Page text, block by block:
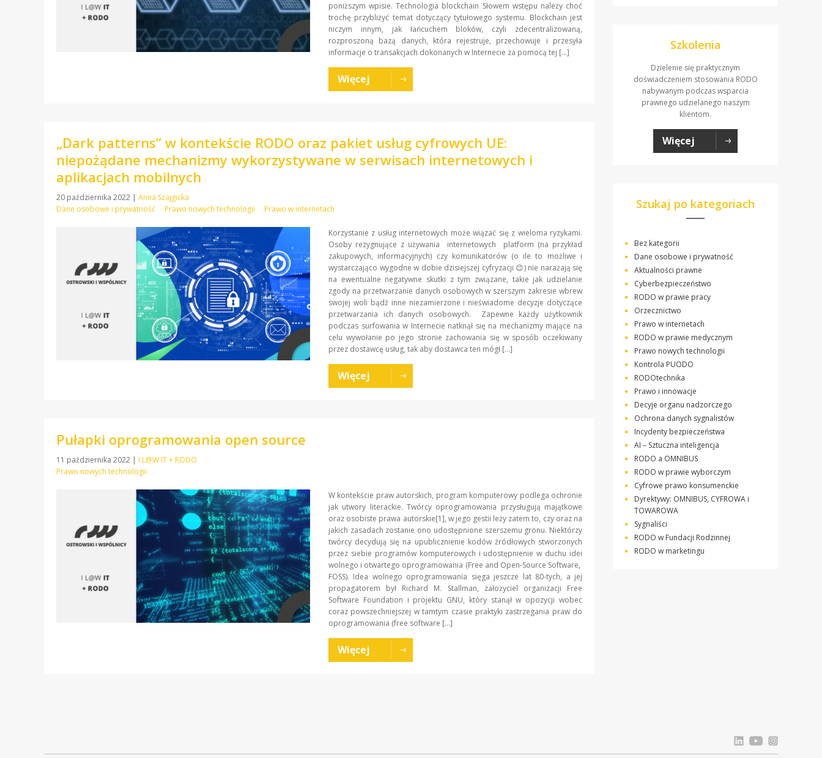
poniższym wpisie. Technologia blockchain Słowem wstępu należy choć
trochę przybliżyć temat dotyczący tytułowego systemu. Blockchain jest
niczym innym, jak łańcuchem bloków, czyli zdecentralizowaną,
rozproszoną bazą danych, która rejestruje, przechowuje i przesyła
informacje o transakcjach dokonanych w Internecie za pomocą tej […]
Więcej
„Dark patterns” w kontekście RODO oraz pakiet usług cyfrowych UE:
niepożądane mechanizmy wykorzystywane w serwisach internetowych i
aplikacjach mobilnych
20 października 2022 | Anna Szajgicka
Dane osobowe i prywatność
Prawo nowych technologii Prawo w internetach
Korzystanie z usług internetowych może wiązać się z wieloma ryzykami.
Osoby rezygnujące z używania internetowych platform (na przykład
zakupowych, informacyjnych) czy komunikatorów (o ile to możliwe i
wystarczająco wygodne w dobie dzisiejszej cyfryzacji 😊) nie narażają się
na ewentualne negatywne skutki z tym związane, takie jak udzielanie
zgody na przetwarzanie danych osobowych w szerszym zakresie wbrew
swojej woli bądź inne niezamierzone i nieświadome decyzje dotyczące
przetwarzania ich danych osobowych. Zapewne każdy użytkownik
podczas surfowania w Internecie natknął się na mechanizmy mające na
celu wywołanie po jego stronie zachowania się w sposób oczekiwany
przez dostawcę usług, tak aby dostawca ten mógł […]
Więcej
Pułapki oprogramowania open source
11 października 2022 | I L@W IT + RODO
Prawo nowych technologii
W kontekście praw autorskich, program komputerowy podlega ochronie
jak utwory literackie. Twórcy oprogramowania przysługują majątkowe
oraz osobiste prawa autorskie[1], w jego gestii leży zatem to, czy oraz na
jakich zasadach zostanie ono udostępnione szerszemu gronu. Niektórzy
twórcy decydują się na upublicznienie kodów źródłowych stworzonych
przez siebie programów komputerowych i udostępnienie w duchu idei
wolnego i otwartego oprogramowania (Free and Open-Source Software,
FOSS). Idea wolnego oprogramowania sięga jeszcze lat 80-tych, a jej
propagatorem był Richard M. Stallman, założyciel organizacji Free
Software Foundation i projektu GNU, który stanął w opozycji wobec
coraz powszechniejszej w tamtym czasie praktyki zastrzegania praw do
oprogramowania (free software […]
Więcej
Szkolenia
Dzielenie się praktycznym
doświadczeniem stosowania RODO
nabywanym podczas wsparcia
prawnego udzielanego naszym
klientom.
Więcej
Szukaj po kategoriach
Bez kategorii
Dane osobowe i prywatność
Aktualności prawne
Cyberbezpieczeństwo
RODO w prawie pracy
Orzecznictwo
Prawo w internetach
RODO w prawie medycznym
Prawo nowych technologii
Kontrola PUODO
RODOtechnika
Prawo i innowacje
Decyje organu nadzorczego
Ochrona danych sygnalistów
Incydenty bezpieczeństwa
AI – Sztuczna inteligencja
RODO a OMNIBUS
RODO w prawie wyborczym
Cyfrowe prawo konsumenckie
Dyrektywy: OMNIBUS, CYFROWA i
TOWAROWA
Sygnaliści
RODO w Fundacji Rodzinnej
RODO w marketingu